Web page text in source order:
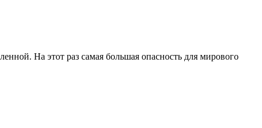
На этот раз самая большая опасность для мирового